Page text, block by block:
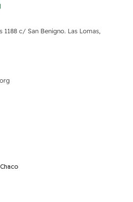
1188 c/ San Benigno. Las Lomas,